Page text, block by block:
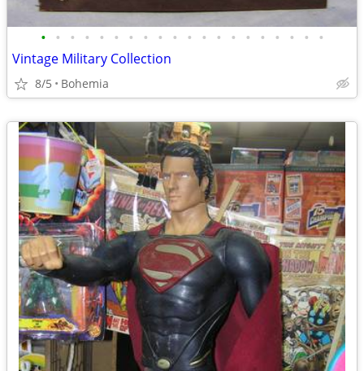
• • • • • • • • • • • • • • • • • • • •
Vintage Military Collection
8/5 Bohemia